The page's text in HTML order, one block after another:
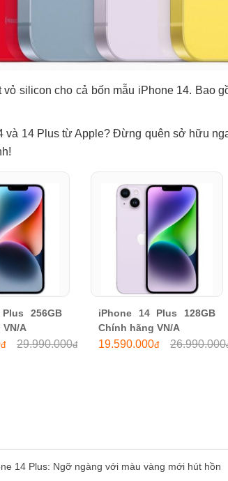
silicon cho cả bốn mẫu iPhone 14. Bao
và 14 Plus từ Apple? Đừng quên sở hữu
256GB
A
đ 29.990.000đ
iPhone 14 Plus 128GB
Chính hãng VN/A
19.590.000đ 26.990.000
14 Plus: Ngỡ ngàng với màu vàng mới hút hồn